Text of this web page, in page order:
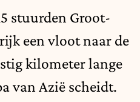
stuurden Groot-
een vloot naar de
kilometer lange
van Azië scheidt.